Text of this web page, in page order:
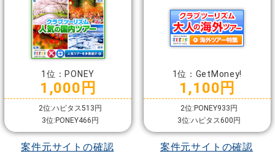
1位：PONEY
1,000円
2位:ハピタス513円
3位:PONEY466円
案件元サイトの確認
1位：GetMoney!
1,100円
2位:PONEY933円
3位:ハピタス600円
案件元サイトの確認